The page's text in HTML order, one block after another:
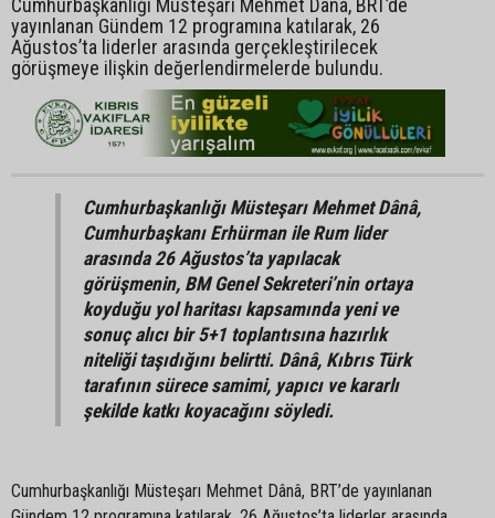
Cumhurbaşkanlığı Müsteşarı Mehmet Dânâ, BRT’de
yayınlanan Gündem 12 programına katılarak, 26
Ağustos’ta liderler arasında gerçekleştirilecek
görüşmeye ilişkin değerlendirmelerde bulundu.
Cumhurbaşkanlığı Müsteşarı Mehmet Dânâ,
Cumhurbaşkanı Erhürman ile Rum lider
arasında 26 Ağustos’ta yapılacak
görüşmenin, BM Genel Sekreteri’nin ortaya
koyduğu yol haritası kapsamında yeni ve
sonuç alıcı bir 5+1 toplantısına hazırlık
niteliği taşıdığını belirtti. Dânâ, Kıbrıs Türk
tarafının sürece samimi, yapıcı ve kararlı
şekilde katkı koyacağını söyledi.
Cumhurbaşkanlığı Müsteşarı Mehmet Dânâ, BRT’de yayınlanan